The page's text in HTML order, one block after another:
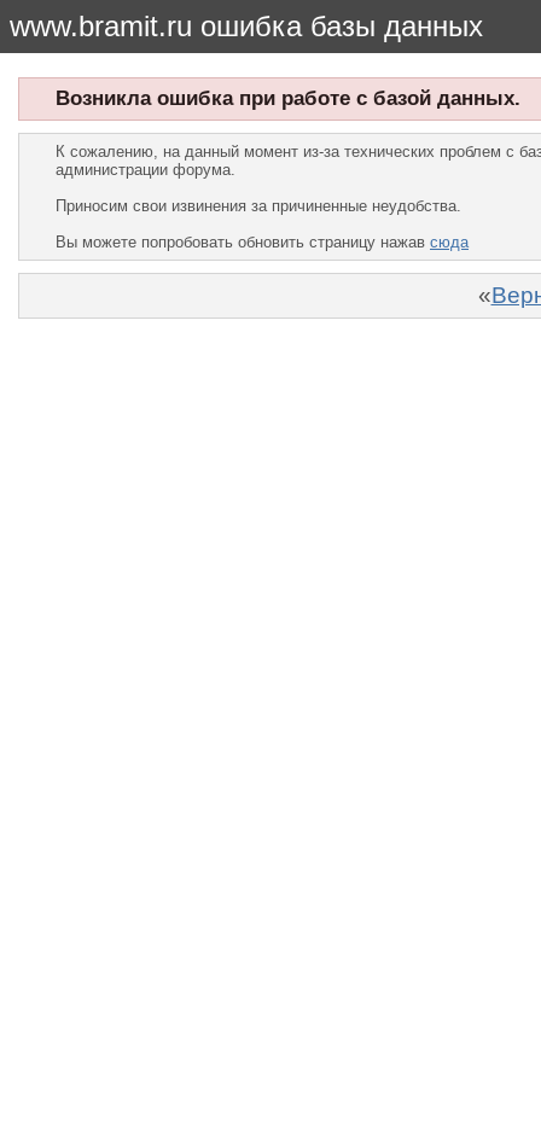
www.bramit.ru ошибка базы данных
Возникла ошибка при работе с базой данных.
К сожалению, на данный момент из-за технических проблем с
администрации форума.
Приносим свои извинения за причиненные неудобства.
Вы можете попробовать обновить страницу нажав сюда
«